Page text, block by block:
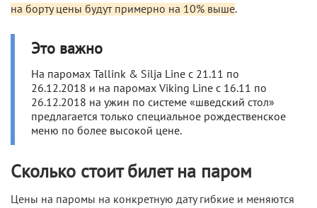
на борту цены будут примерно на 10% выше.
Это важно
На паромах Tallink & Silja Line с 21.11 по
26.12.2018 и на паромах Viking Line с 16.11 по
26.12.2018 на ужин по системе «шведский стол»
предлагается только специальное рождественское
меню по более высокой цене.
Сколько стоит билет на паром
Цены на паромы на конкретную дату гибкие и меняются